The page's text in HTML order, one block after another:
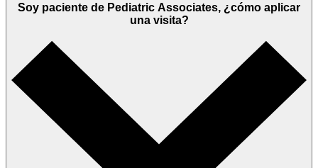
Soy paciente de Pediatric Associates, ¿cómo aplicar
una visita?